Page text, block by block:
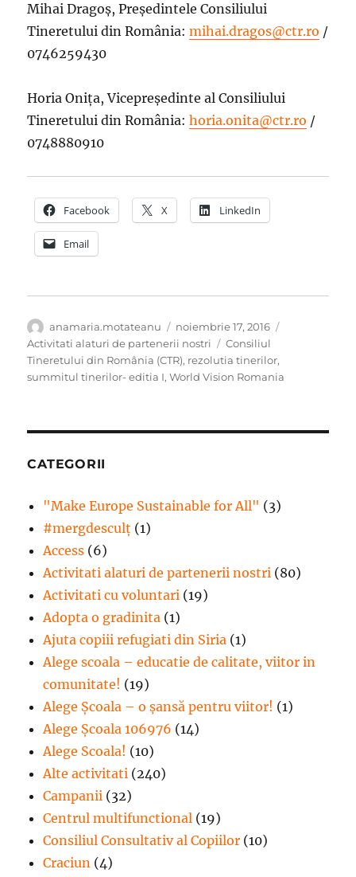
Mihai Dragoș, Președintele Consiliului
Tineretului din România:mihai.dragos@ctr.ro /
0746259430
Horia Onița, Vicepreședinte al Consiliului
Tineretului din România:horia.onita@ctr.ro /
0748880910
Facebook X LinkedIn
Email
Autor
anamaria.motateanu
Publicat
pe
noiembrie 17, 2016
Activitati alaturi de partenerii nostri
Etichete
Consiliul
Tineretului din România (CTR), rezolutia tinerilor,
summitul tinerilor- editia I,World Vision Romania
CATEGORII
"Make Europe Sustainable for All" (3)
#mergdesculţ (1)
Access (6)
Activitati alaturi de partenerii nostri (80)
Activitati cu voluntari (19)
Adopta o gradinita (1)
Ajuta copiii refugiati din Siria (1)
Alege scoala – educatie de calitate, viitor in
comunitate! (19)
Alege Şcoala – o şansă pentru viitor! (1)
Alege Școala 106976 (14)
Alege Scoala! (10)
Alte activitati (240)
Campanii (32)
Centrul multifunctional (19)
Consiliul Consultativ al Copiilor (10)
Craciun (4)